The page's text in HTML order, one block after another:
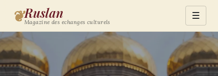
❦Ruslan
Magazine des echanges culturels
☰